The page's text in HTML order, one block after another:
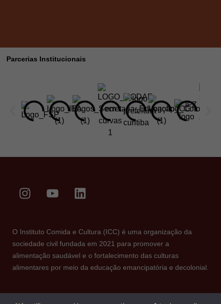
Parcerias Institucionais
O Instituto Comida e Cultura (ICC) é uma organização da
sociedade civil fundada em 2021 para promover a
alimentação saudável e o fortalecimento das culturas
alimentares por meio da educação emancipatória e decolonial.